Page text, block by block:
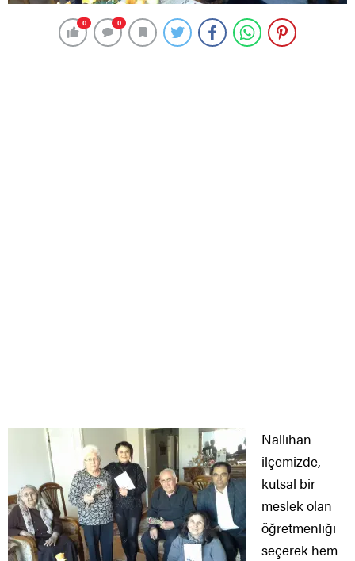
0 0
Nallıhan
ilçemizde,
kutsal bir
meslek olan
öğretmenliği
seçerek hem